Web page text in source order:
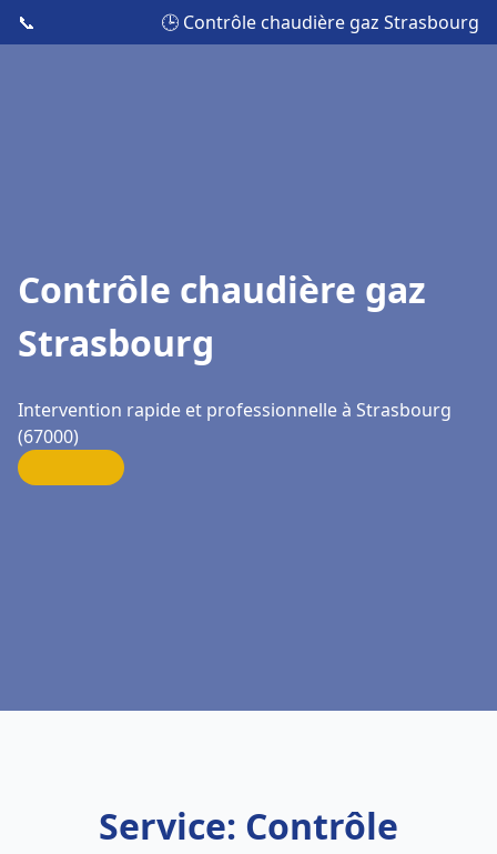
📞 🕒 Contrôle chaudière gaz Strasbourg
Contrôle chaudière gaz
Strasbourg
Intervention rapide et professionnelle à Strasbourg
(67000)
Service: Contrôle